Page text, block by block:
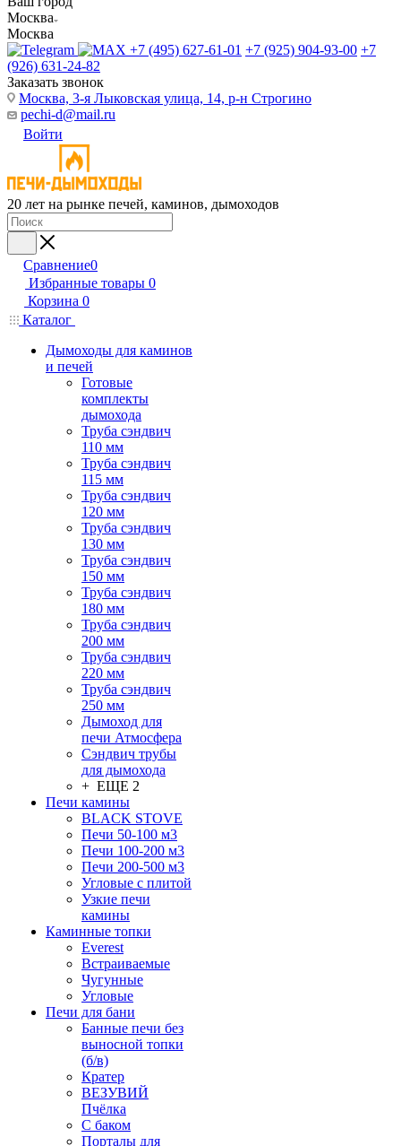
Москва
Москва
+7 (495) 627-61-01 +7 (925) 904-93-00 +7
(926) 631-24-82
Заказать звонок
Москва, 3-я Лыковская улица, 14, р-н Строгино
pechi-d@mail.ru
Войти
20 лет на рынке печей, каминов, дымоходов
Сравнение0
Избранные товары 0
Корзина 0
Каталог
Дымоходы для каминов
и печей
Готовые
комплекты
дымохода
Труба сэндвич
110 мм
Труба сэндвич
115 мм
Труба сэндвич
120 мм
Труба сэндвич
130 мм
Труба сэндвич
150 мм
Труба сэндвич
180 мм
Труба сэндвич
200 мм
Труба сэндвич
220 мм
Труба сэндвич
250 мм
Дымоход для
печи Атмосфера
Сэндвич трубы
для дымохода
+ ЕЩЕ 2
Печи камины
BLACK STOVE
Печи 50-100 м3
Печи 100-200 м3
Печи 200-500 м3
Угловые с плитой
Узкие печи
камины
Каминные топки
Everest
Встраиваемые
Чугунные
Угловые
Печи для бани
Банные печи без
выносной топки
(б/в)
Кратер
ВЕЗУВИЙ
Пчёлка
С баком
Порталы для